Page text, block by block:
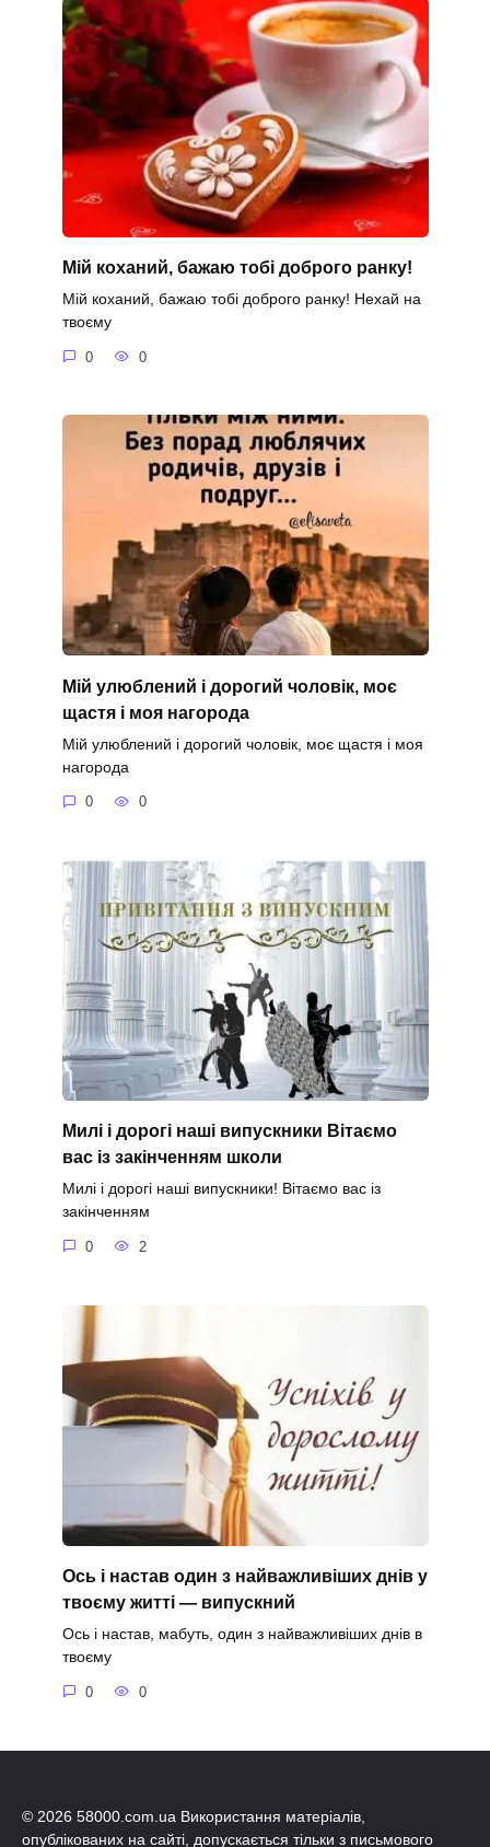
Мій коханий, бажаю тобі доброго ранку!
Мій коханий, бажаю тобі доброго ранку! Нехай на
твоєму
0 0
Мій улюблений і дорогий чоловік, моє
щастя і моя нагорода
Мій улюблений і дорогий чоловік, моє щастя і моя
нагорода
0 0
Милі і дорогі наші випускники Вітаємо
вас із закінченням школи
Милі і дорогі наші випускники! Вітаємо вас із
закінченням
0 2
Ось і настав один з найважливіших днів у
твоєму житті — випускний
Ось і настав, мабуть, один з найважливіших днів в
твоєму
0 0
© 2026 58000.com.ua Використання матеріалів,
опублікованих на сайті, допускається тільки з письмового